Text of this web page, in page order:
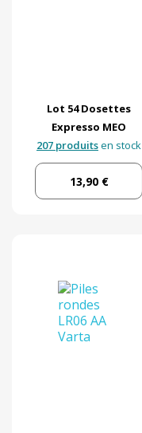
Lot 54 Dosettes
Expresso MEO
207 produitsen stock
13,90 €